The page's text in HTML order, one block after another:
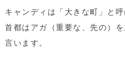
キャンディは「大きな町」と呼
首都はアガ（重要な、先の）
言います。